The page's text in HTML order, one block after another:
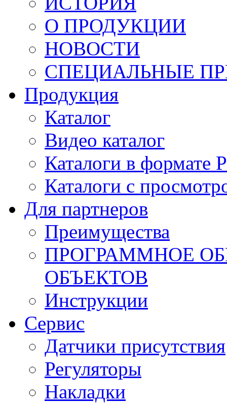
О ПРОДУКЦИИ
НОВОСТИ
СПЕЦИАЛЬНЫЕ
Продукция
Каталог
Видео каталог
Каталоги в формате
Каталоги с
Для партнеров
Преимущества
ПРОГРАММНОЕ
ОБЪЕКТОВ
Инструкции
Сервис
Датчики присутствия
Регуляторы
Накладки